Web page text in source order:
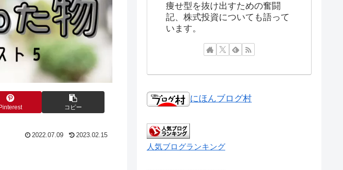
Pinterest コピー
2022.07.09 2023.02.15
痩せ型を抜け出すための奮闘
記、株式投資についても語って
います。
にほんブログ村
人気ブログランキング